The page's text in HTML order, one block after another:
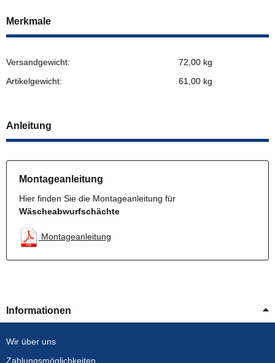
Merkmale
Versandgewicht:
72,00 kg
Artikelgewicht:
61,00 kg
Anleitung
Montageanleitung
Hier finden Sie die Montageanleitung für
Wäscheabwurfschächte
Montageanleitung
Informationen
Wir über uns
Zahlungsmöglichkeiten